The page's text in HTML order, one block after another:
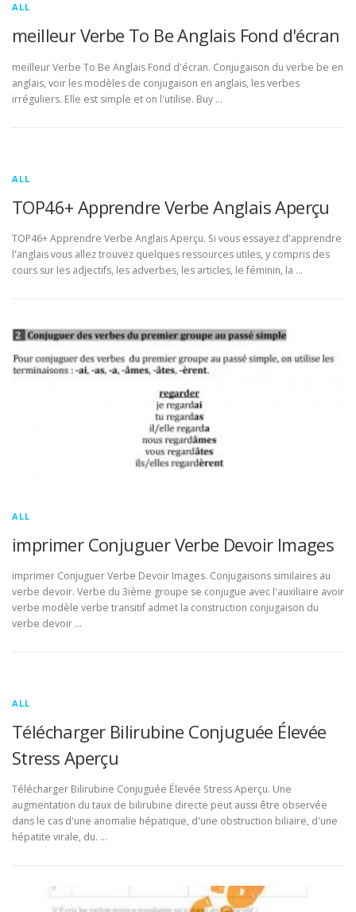
ALL
meilleur Verbe To Be Anglais Fond d'écran
meilleur Verbe To Be Anglais Fond d'écran. Conjugaison du verbe be en
anglais, voir les modèles de conjugaison en anglais, les verbes
irréguliers. Elle est simple et on l'utilise. Buy …
ALL
TOP46+ Apprendre Verbe Anglais Aperçu
TOP46+ Apprendre Verbe Anglais Aperçu. Si vous essayez d'apprendre
l'anglais vous allez trouvez quelques ressources utiles, y compris des
cours sur les adjectifs, les adverbes, les articles, le féminin, la …
ALL
imprimer Conjuguer Verbe Devoir Images
imprimer Conjuguer Verbe Devoir Images. Conjugaisons similaires au
verbe devoir. Verbe du 3ième groupe se conjugue avec l'auxiliaire avoir
verbe modèle verbe transitif admet la construction conjugaison du
verbe devoir …
ALL
Télécharger Bilirubine Conjuguée Élevée
Stress Aperçu
Télécharger Bilirubine Conjuguée Élevée Stress Aperçu. Une
augmentation du taux de bilirubine directe peut aussi être observée
dans le cas d'une anomalie hépatique, d'une obstruction biliaire, d'une
hépatite virale, du. …